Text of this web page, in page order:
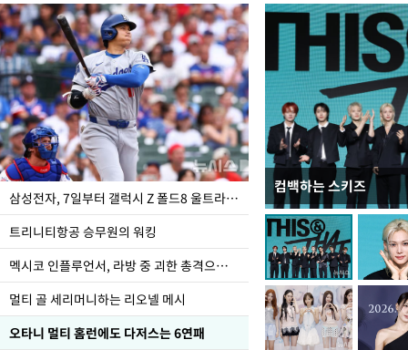
삼성전자, 7일부터 갤럭시 Z 폴드8 울트라·폴드8·플립8 출시
트리니티항공 승무원의 워킹
멕시코 인플루언서, 라방 중 괴한 총격으로 사망
멀티 골 세리머니하는 리오넬 메시
오타니 멀티 홈런에도 다저스는 6연패
컴백하는 스키즈
입추 하루 앞둔 전남
폭염